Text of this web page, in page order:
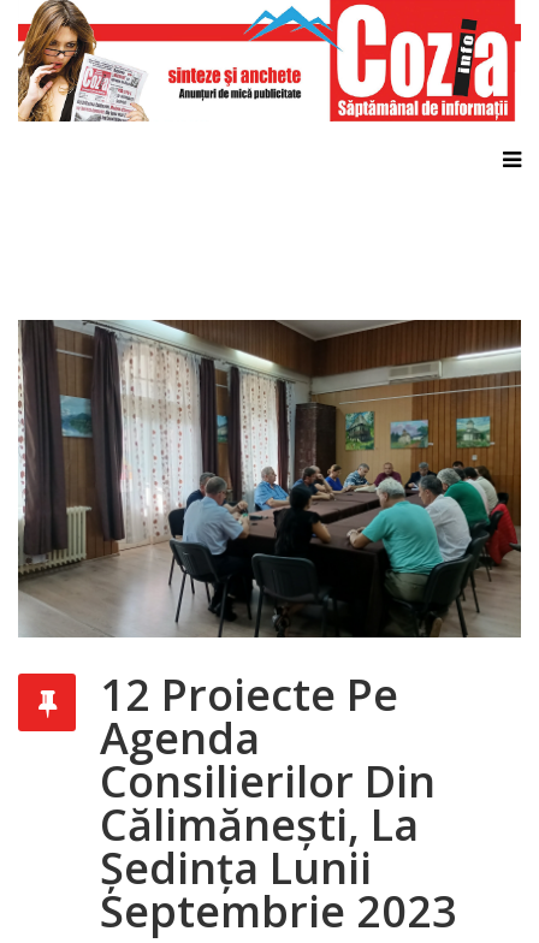
12 Proiecte Pe
Agenda
Consilierilor Din
Călimănești, La
Ședința Lunii
Septembrie 2023